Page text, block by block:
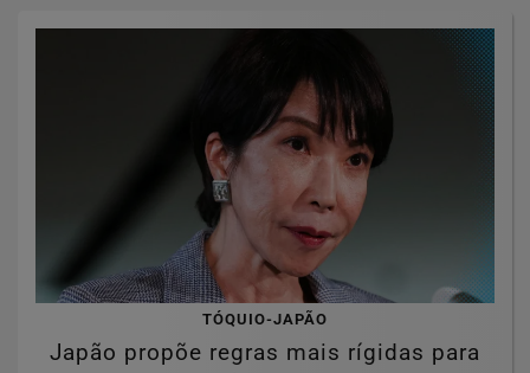
TÓQUIO-JAPÃO
Japão propõe regras mais rígidas para